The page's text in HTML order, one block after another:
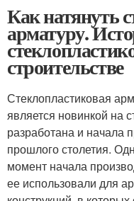
Как натянуть
арматуру.
строительстве
Стеклопластиковая
является новинкой на
разработана и начала
прошлого столетия.
момент начала
ее использовали для